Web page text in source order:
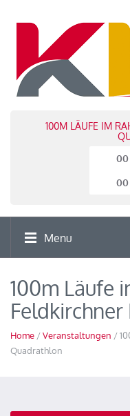
100M LÄUFE IM
00
00
Menu
100m Läufe
Home /Veranstaltungen /
Quadrathlon